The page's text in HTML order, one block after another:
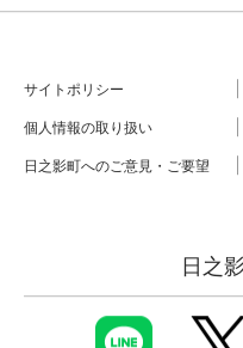
サイトポリシー
個人情報の取り扱い
日之影町へのご意見・ご要望
日之